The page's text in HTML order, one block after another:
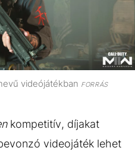
videójátékban FORRÁS
kompetitív, díjakat
videojáték lehet